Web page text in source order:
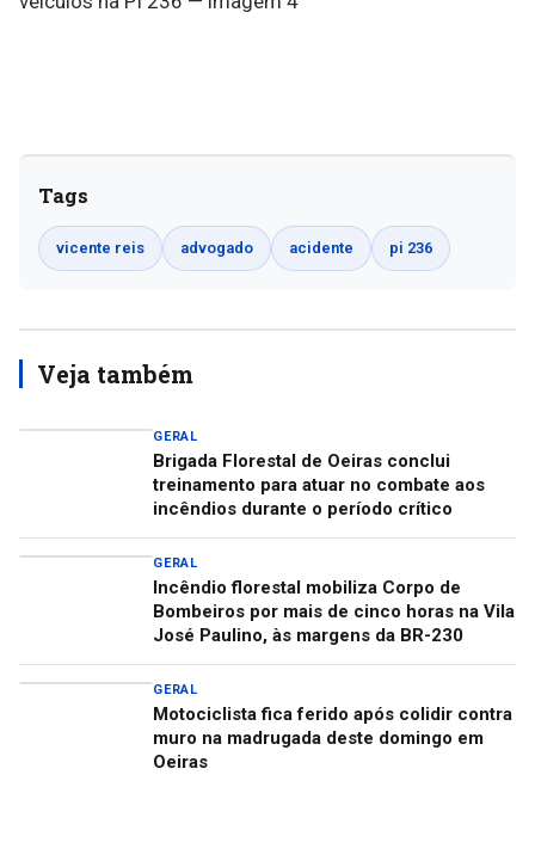
Tags
vicente reis advogado acidente pi 236
Veja também
GERAL
Brigada Florestal de Oeiras conclui
treinamento para atuar no combate aos
incêndios durante o período crítico
GERAL
Incêndio florestal mobiliza Corpo de
Bombeiros por mais de cinco horas na Vila
José Paulino, às margens da BR-230
GERAL
Motociclista fica ferido após colidir contra
muro na madrugada deste domingo em
Oeiras